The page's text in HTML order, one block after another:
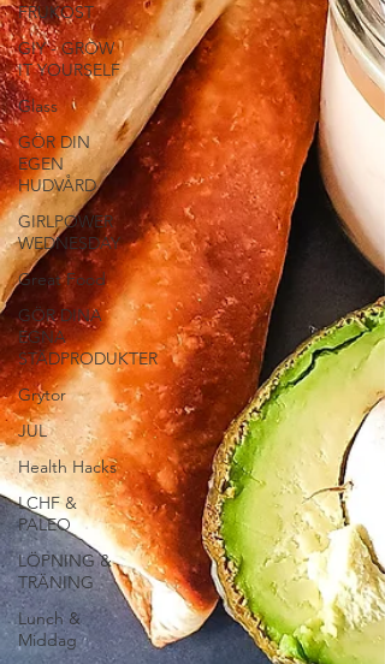
FRUKOST
GIY - GROW
IT YOURSELF
Glass
GÖR DIN
EGEN
HUDVÅRD
GIRLPOWER
WEDNESDAY
Great Food
GÖR DINA
EGNA
STÄDPRODUKTER
Grytor
JUL
Health Hacks
LCHF &
PALEO
LÖPNING &
TRÄNING
Lunch &
Middag